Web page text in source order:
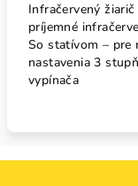
Infračervený
príjemné
So statívom – pre
nastavenia 3
vypínača